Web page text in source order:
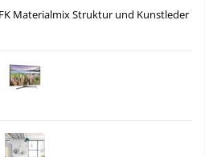
Materialmix Struktur und Kunstleder